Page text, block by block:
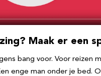
Maak er een
bang voor. Voor reizen
enge man onder je bed.